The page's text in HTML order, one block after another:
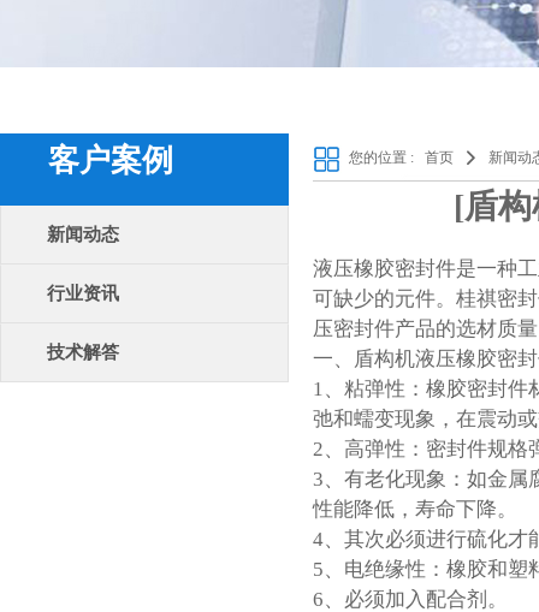
客户案例
新闻动态
行业资讯
技术解答
您的位置 : 首页 新闻动
[盾
液压橡胶密封件是一种
可缺少的元件。 桂祺密
压密封件产品的选材质
一、盾构机液压橡胶密
1、粘弹性：橡胶密封件
弛和蠕变现象，在震动
2、高弹性： 密封件规格
3、有老化现象：如金属
性能降低，寿命下降。
4、其次必须进行硫化才
5、电绝缘性：橡胶和塑
6、必须加入配合剂。